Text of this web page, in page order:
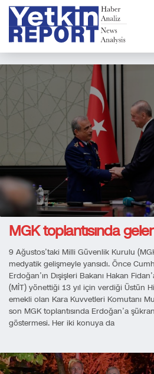
MGK toplantısında
9 Ağustos’taki Milli Güvenlik Kurulu
medyatik gelişmeyle yansıdı. Önce
Erdoğan’ın Dışişleri Bakanı Hakan
(MİT) yönettiği 13 yıl için verdiği Üstün
emekli olan Kara Kuvvetleri Komutanı
son MGK toplantısında Erdoğan’a
göstermesi. Her iki konuya da